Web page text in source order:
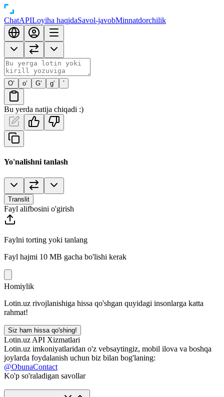
ChatAPILoyiha haqidaSavol-javobMinnatdorchilik
O‘ o‘ G‘ g‘ ’
Bu yerda natija chiqadi :)
Yo'nalishni tanlash
Translit
Fayl alifbosini o'girish
Faylni torting yoki tanlang
Fayl hajmi 10 MB gacha bo'lishi kerak
Homiylik
Lotin.uz rivojlanishiga hissa qo'shgan quyidagi insonlarga katta
rahmat!
Siz ham hissa qo'shing!
Lotin.uz API Xizmatlari
Lotin.uz imkoniyatlaridan o'z vebsaytingiz, mobil ilova va boshqa
joylarda foydalanish uchun biz bilan bog'laning:
@ObunaContact
Ko'p so'raladigan savollar